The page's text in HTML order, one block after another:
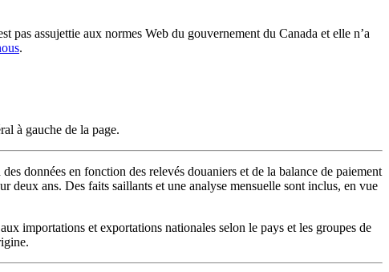
pas assujettie aux normes Web du gouvernement du Canada et elle n’a
.
à gauche de la page.
données en fonction des relevés douaniers et de la balance de paiement
deux ans. Des faits saillants et une analyse mensuelle sont inclus, en vue
importations et exportations nationales selon le pays et les groupes de